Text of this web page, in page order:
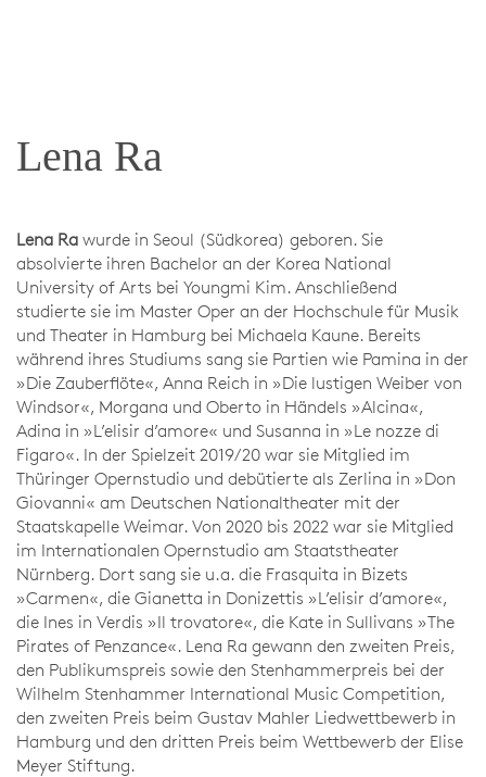
Lena Ra
Lena Ra wurde in Seoul (Südkorea) geboren. Sie
absolvierte ihren Bachelor an der Korea National
University of Arts bei Youngmi Kim. Anschließend
studierte sie im Master Oper an der Hochschule für Musik
und Theater in Hamburg bei Michaela Kaune. Bereits
während ihres Studiums sang sie Partien wie Pamina in der
»Die Zauberflöte«, Anna Reich in »Die lustigen Weiber von
Windsor«, Morgana und Oberto in Händels »Alcina«,
Adina in »L’elisir d’amore« und Susanna in »Le nozze di
Figaro«. In der Spielzeit 2019/20 war sie Mitglied im
Thüringer Opernstudio und debütierte als Zerlina in »Don
Giovanni« am Deutschen Nationaltheater mit der
Staatskapelle Weimar. Von 2020 bis 2022 war sie Mitglied
im Internationalen Opernstudio am Staatstheater
Nürnberg. Dort sang sie u.a. die Frasquita in Bizets
»Carmen«, die Gianetta in Donizettis »L’elisir d’amore«,
die Ines in Verdis »Il trovatore«, die Kate in Sullivans »The
Pirates of Penzance«. Lena Ra gewann den zweiten Preis,
den Publikumspreis sowie den Stenhammerpreis bei der
Wilhelm Stenhammer International Music Competition,
den zweiten Preis beim Gustav Mahler Liedwettbewerb in
Hamburg und den dritten Preis beim Wettbewerb der Elise
Meyer Stiftung.